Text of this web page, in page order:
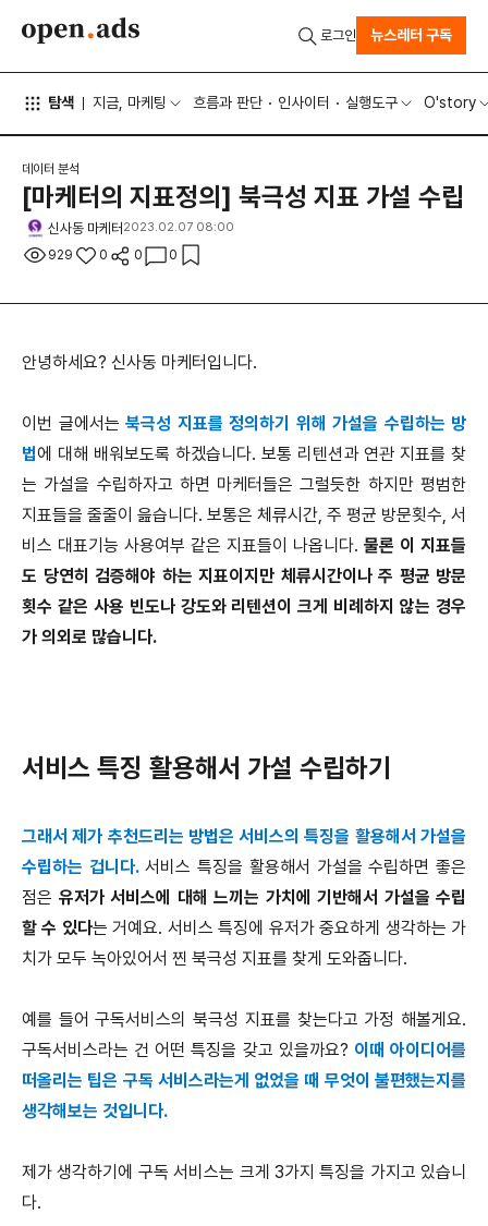
탐색 지금, 마케팅 흐름과 판단 인사이터 실행도구 O'story
로그인 뉴스레터 구독
데이터 분석
[마케터의 지표정의] 북극성 지표 가설 수립
신사동 마케터 2023.02.07 08:00
929 0 0 0
안녕하세요? 신사동 마케터입니다.
이번 글에서는 북극성 지표를 정의하기 위해 가설을 수립하는 방
법에 대해 배워보도록 하겠습니다. 보통 리텐션과 연관 지표를 찾
는 가설을 수립하자고 하면 마케터들은 그럴듯한 하지만 평범한
지표들을 줄줄이 읊습니다. 보통은 체류시간, 주 평균 방문횟수, 서
비스 대표기능 사용여부 같은 지표들이 나옵니다. 물론 이 지표들
도 당연히 검증해야 하는 지표이지만 체류시간이나 주 평균 방문
횟수 같은 사용 빈도나 강도와 리텐션이 크게 비례하지 않는 경우
가 의외로 많습니다.
서비스 특징 활용해서 가설 수립하기
그래서 제가 추천드리는 방법은 서비스의 특징을 활용해서 가설을
수립하는 겁니다.서비스 특징을 활용해서 가설을 수립하면 좋은
점은 유저가 서비스에 대해 느끼는 가치에 기반해서 가설을 수립
할 수 있다는 거예요. 서비스 특징에 유저가 중요하게 생각하는 가
치가 모두 녹아있어서 찐 북극성 지표를 찾게 도와줍니다.
예를 들어 구독서비스의 북극성 지표를 찾는다고 가정 해볼게요.
구독서비스라는 건 어떤 특징을 갖고 있을까요? 이때 아이디어를
떠올리는 팁은 구독 서비스라는게 없었을 때 무엇이 불편했는지를
생각해보는 것입니다.
제가 생각하기에 구독 서비스는 크게 3가지 특징을 가지고 있습니
다.